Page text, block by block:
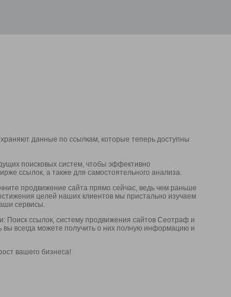
данные по ссылкам, которые теперь доступны
поисковых систем, чтобы эффективно
ссылок, а также для самостоятельного анализа.
продвижение сайта прямо сейчас, ведь чем раньше
целей наших клиентов мы пристально изучаем
сервисы.
ссылок, систему продвижения сайтов Сеотраф и
вы всегда можете получить о них полную информацию и
вашего бизнеса!